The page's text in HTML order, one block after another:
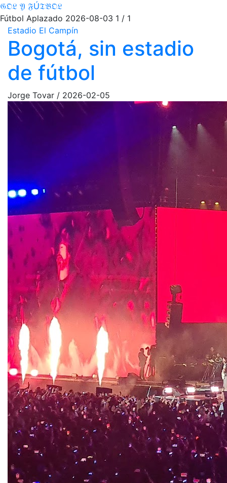
𝔊𝔒𝔏 𝔜 𝔉Ú𝔗𝔅𝔒𝔏
Fútbol Aplazado 2026-08-03 1 / 1
Estadio El Campín
Bogotá, sin estadio
de fútbol
Jorge Tovar / 2026-02-05